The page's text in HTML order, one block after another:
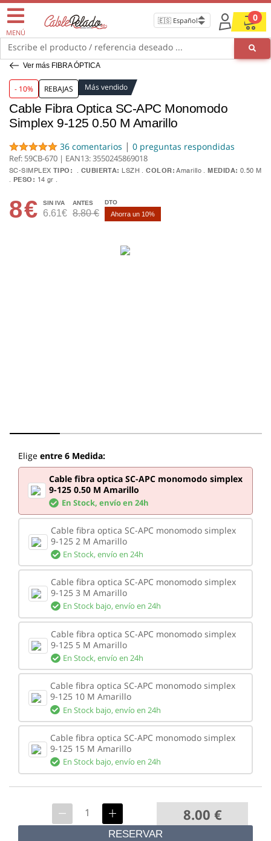
MENÚ
0
Escribe el producto / referencia deseado ...
Ver más FIBRA ÓPTICA
- 10% REBAJAS Más vendido
Cable Fibra Optica SC-APC Monomodo
Simplex 9-125 0.50 M Amarillo
36 comentarios | 0 preguntas respondidas
Ref: 59CB-670 | EAN13:3550245869018
SC-SIMPLEX TIPO: CUBIERTA: LSZH COLOR: Amarillo MEDIDA: 0.50 M
PESO: 14 gr
8€ SIN IVA
6.61€
ANTES
8.80 €
DTO
Ahorra un 10%
Elige entre 6 Medida:
Cable fibra optica SC-APC monomodo simplex
9-125 0.50 M Amarillo
En Stock, envío en 24h
Cable fibra optica SC-APC monomodo simplex
9-125 2 M Amarillo
En Stock,envío en 24h
Cable fibra optica SC-APC monomodo simplex
9-125 3 M Amarillo
En Stock bajo,envío en 24h
Cable fibra optica SC-APC monomodo simplex
9-125 5 M Amarillo
En Stock,envío en 24h
Cable fibra optica SC-APC monomodo simplex
9-125 10 M Amarillo
En Stock bajo,envío en 24h
Cable fibra optica SC-APC monomodo simplex
9-125 15 M Amarillo
En Stock bajo,envío en 24h
8.00 €
RESERVAR